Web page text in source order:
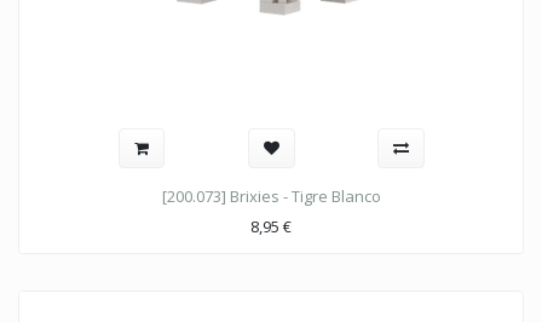
[200.073] Brixies - Tigre Blanco
8,95 €